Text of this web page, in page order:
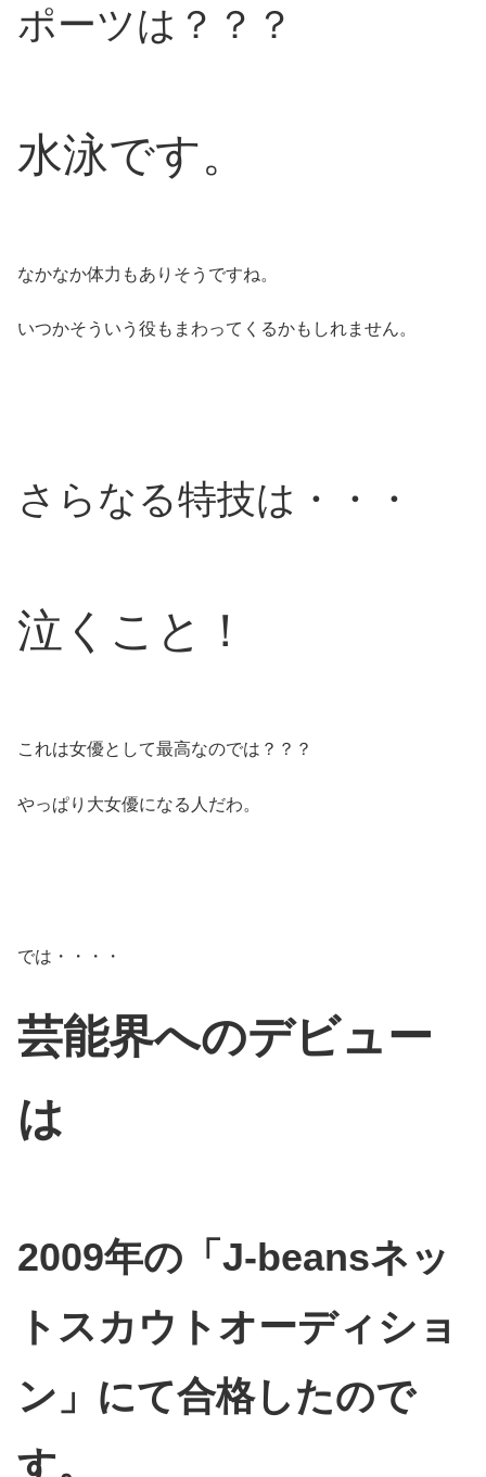
ポーツは？？？
水泳です。
なかなか体力もありそうですね。
いつかそういう役もまわってくるかもしれません。
さらなる特技は・・・
泣くこと！
これは女優として最高なのでは？？？
やっぱり大女優になる人だわ。
では・・・・
芸能界へのデビュー
は
2009年の「J-beansネッ
トスカウトオーディショ
ン」にて合格したので
す。